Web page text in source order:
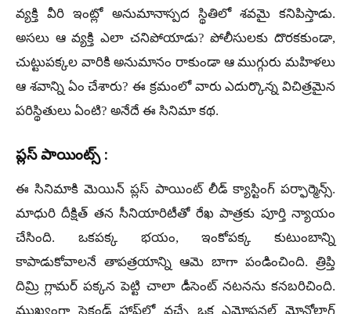
వ్యక్తి వీరి ఇంట్లో అనుమానాస్పద స్థితిలో శవమై కనిపిస్తాడు.
అసలు ఆ వ్యక్తి ఎలా చనిపోయాడు? పోలీసులకు దొరకకుండా,
చుట్టుపక్కల వారికి అనుమానం రాకుండా ఆ ముగ్గురు మహిళలు
ఆ శవాన్ని ఏం చేశారు? ఈ క్రమంలో వారు ఎదుర్కొన్న విచిత్రమైన
పరిస్థితులు ఏంటి? అనేదే ఈ సినిమా కథ.
ప్లస్ పాయింట్స్ :
ఈ సినిమాకి మెయిన్ ప్లస్ పాయింట్ లీడ్ క్యాస్టింగ్ పర్ఫార్మెన్స్.
మాధురి దీక్షిత్ తన సీనియారిటీతో రేఖ పాత్రకు పూర్తి న్యాయం
చేసింది. ఒకపక్క భయం, ఇంకోపక్క కుటుంబాన్ని
కాపాడుకోవాలనే తాపత్రయాన్ని ఆమె బాగా పండించింది. త్రిప్తి
దిమ్రి గ్లామర్ పక్కన పెట్టి చాలా డీసెంట్ నటనను కనబరిచింది.
ముఖ్యంగా సెకండ్ హాఫ్‌లో వచ్చే ఒక ఎమోషనల్ మోనోలాగ్